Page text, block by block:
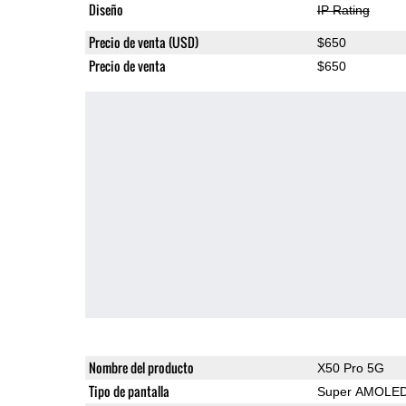
Diseño IP Rating
Precio de venta (USD) $650
Precio de venta $650
Nombre del producto X50 Pro 5G
Tipo de pantalla Super